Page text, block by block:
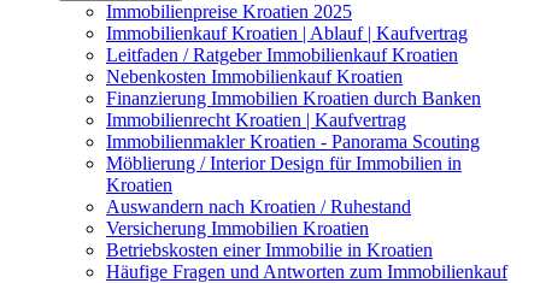
Immobilienpreise Kroatien 2025
Immobilienkauf Kroatien | Ablauf | Kaufvertrag
Leitfaden / Ratgeber Immobilienkauf Kroatien
Nebenkosten Immobilienkauf Kroatien
Finanzierung Immobilien Kroatien durch Banken
Immobilienrecht Kroatien | Kaufvertrag
Immobilienmakler Kroatien - Panorama Scouting
Möblierung / Interior Design für Immobilien in
Kroatien
Auswandern nach Kroatien / Ruhestand
Versicherung Immobilien Kroatien
Betriebskosten einer Immobilie in Kroatien
Häufige Fragen und Antworten zum Immobilienkauf